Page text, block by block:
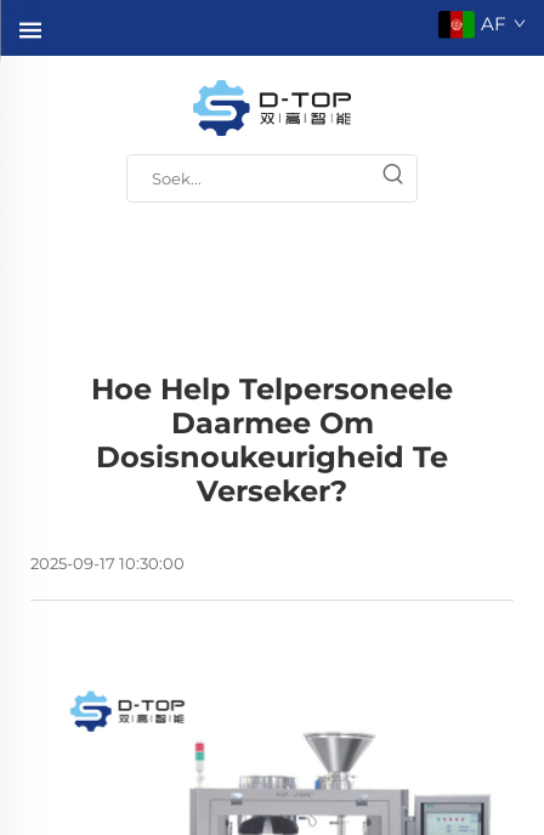
AF
Hoe Help Telpersoneele
Daarmee Om
Dosisnoukeurigheid Te
Verseker?
2025-09-17 10:30:00